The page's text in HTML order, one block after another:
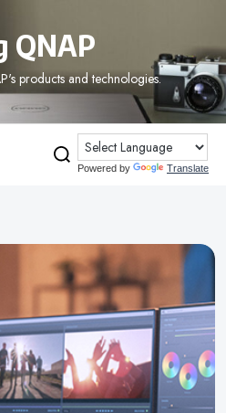
QNAP
products and technologies.
Powered by Translate